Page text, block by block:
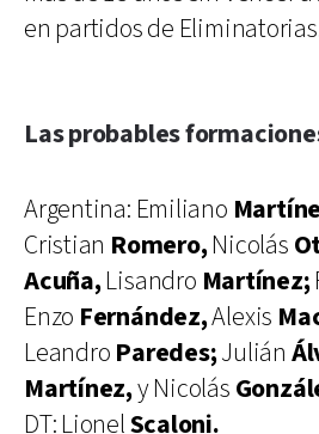
en partidos de
Las probables
Argentina: Emiliano
Cristian Romero,Nicolás
Acuña,Lisandro Martínez;
Enzo Fernández,Alexis
Leandro Paredes;Julián
Martínez,y Nicolás
DT: LionelScaloni.